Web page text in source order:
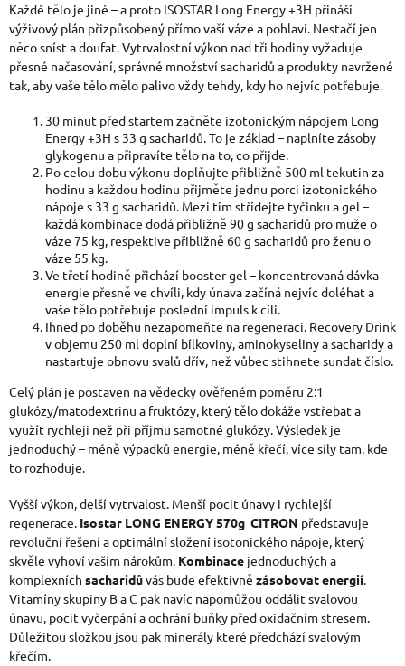
Každé tělo je jiné – a proto ISOSTAR Long Energy +3H přináší
výživový plán přizpůsobený přímo vaší váze a pohlaví. Nestačí jen
něco sníst a doufat. Vytrvalostní výkon nad tři hodiny vyžaduje
přesné načasování, správné množství sacharidů a produkty navržené
tak, aby vaše tělo mělo palivo vždy tehdy, kdy ho nejvíc potřebuje.
30 minut před startem začněte izotonickým nápojem Long
Energy +3H s 33 g sacharidů. To je základ – naplníte zásoby
glykogenu a připravíte tělo na to, co přijde.
Po celou dobu výkonu doplňujte přibližně 500 ml tekutin za
hodinu a každou hodinu přijměte jednu porci izotonického
nápoje s 33 g sacharidů. Mezi tím střídejte tyčinku a gel –
každá kombinace dodá přibližně 90 g sacharidů pro muže o
váze 75 kg, respektive přibližně 60 g sacharidů pro ženu o
váze 55 kg.
Ve třetí hodině přichází booster gel – koncentrovaná dávka
energie přesně ve chvíli, kdy únava začíná nejvíc doléhat a
vaše tělo potřebuje poslední impuls k cíli.
Ihned po doběhu nezapomeňte na regeneraci. Recovery Drink
v objemu 250 ml doplní bílkoviny, aminokyseliny a sacharidy a
nastartuje obnovu svalů dřív, než vůbec stihnete sundat číslo.
Celý plán je postaven na vědecky ověřeném poměru 2:1
glukózy/matodextrinu a fruktózy, který tělo dokáže vstřebat a
využít rychleji než při příjmu samotné glukózy. Výsledek je
jednoduchý – méně výpadků energie, méně křečí, více síly tam, kde
to rozhoduje.
Vyšší výkon, delší vytrvalost. Menší pocit únavy i rychlejší
regenerace. Isostar LONG ENERGY 570g CITRON představuje
revoluční řešení a optimální složení isotonického nápoje, který
skvěle vyhoví vašim nárokům. Kombinace jednoduchých a
komplexních sacharidůvás bude efektivně zásobovatenergií.
Vitamíny skupiny B a C pak navíc napomůžou oddálit svalovou
únavu, pocit vyčerpání a ochrání buňky před oxidačním stresem.
Důležitou složkou jsou pak minerály které předchází svalovým
křečím.